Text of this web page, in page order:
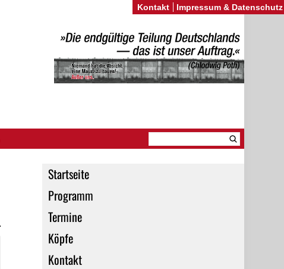
Startseite
Programm
Termine
Köpfe
Kontakt
Kontakt Impressum & Datenschutz